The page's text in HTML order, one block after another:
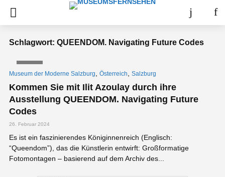
Schlagwort: QUEENDOM. Navigating Future Codes
Museum der Moderne Salzburg Österreich Salzburg
Kommen Sie mit Ilit Azoulay durch ihre
Ausstellung QUEENDOM. Navigating Future
Codes
26. Februar 2024
Es ist ein faszinierendes Königinnenreich (Englisch:
“Queendom”), das die Künstlerin entwirft: Großformatige
Fotomontagen – basierend auf dem Archiv des...